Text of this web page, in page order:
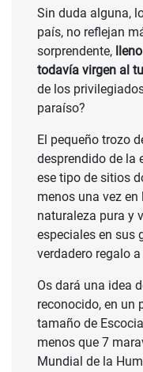
Sin duda alguna,
país, no reflejan
sorprendente,
todavía virgen al
de los
paraíso?
El pequeño trozo
desprendido de la
ese tipo de sitios
menos una vez
naturaleza pura y
especiales en sus
verdadero regalo
Os dará una idea
reconocido, en un
tamaño de
menos que 7
Mundial de la